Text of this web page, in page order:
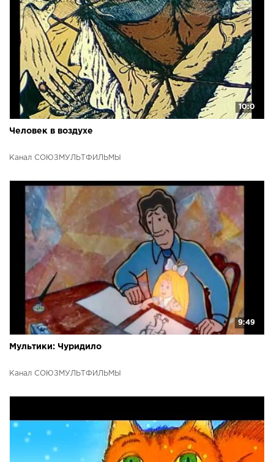
10:0
Человек в воздухе
Канал СОЮЗМУЛЬТФИЛЬМЫ
9:49
Мультики: Чуридило
Канал СОЮЗМУЛЬТФИЛЬМЫ